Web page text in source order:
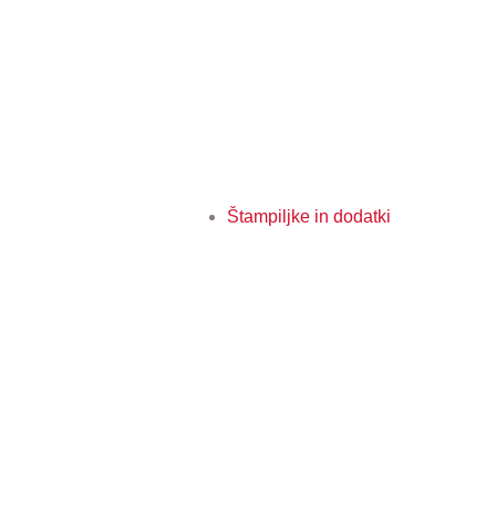
Štampiljke in dodatki